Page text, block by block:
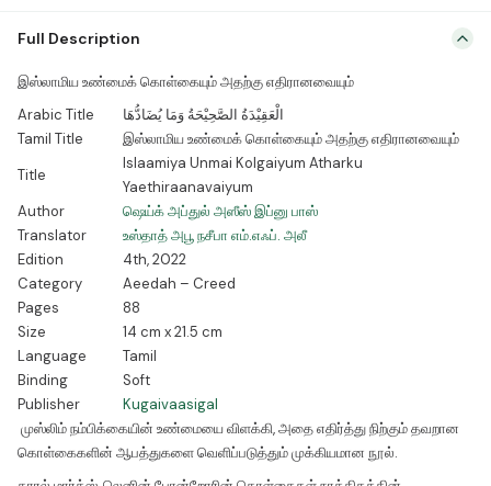
எளிமையாகவும் சுருக்கமாகவும் விளக்குகின்ற நூல். அத்துடன் அந்தக்
கொள்கைக்கு முரணான நம்பிக்கைகளையும் அடையாளப்படுத்தி மறுப்பு
Full Description
இஸ்லாமிய உண்மைக் கொள்கையும் அதற்கு எதிரானவையும்
Arabic Title
الْعَقِيْدَةُ الصَّحِيْحَةُ وَمَا يُضَادُّهَا
Tamil Title
இஸ்லாமிய உண்மைக் கொள்கையும் அதற்கு எதிரானவையும்
Title
Islaamiya Unmai Kolgaiyum Atharku
Yaethiraanavaiyum
Author
ஷெய்க் அப்துல் அஸீஸ் இப்னு பாஸ்
Translator
உஸ்தாத் அபூ நசீபா எம்.எஃப். அலீ
Edition
4th, 2022
Category
Aeedah – Creed
Pages
88
Size
14 cm x 21.5 cm
Language
Tamil
Binding
Soft
Publisher
Kugaivaasigal
முஸ்லிம் நம்பிக்கையின் உண்மையை விளக்கி, அதை எதிர்த்து நிற்கும் தவறான
கொள்கைகளின் ஆபத்துகளை வெளிப்படுத்தும் முக்கியமான நூல்.